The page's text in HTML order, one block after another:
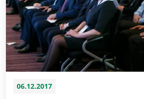
06.12.2017